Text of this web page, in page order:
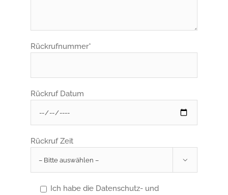
Rückrufnummer*
Rückruf Datum
Rückruf Zeit

Ich habe die Datenschutz- und